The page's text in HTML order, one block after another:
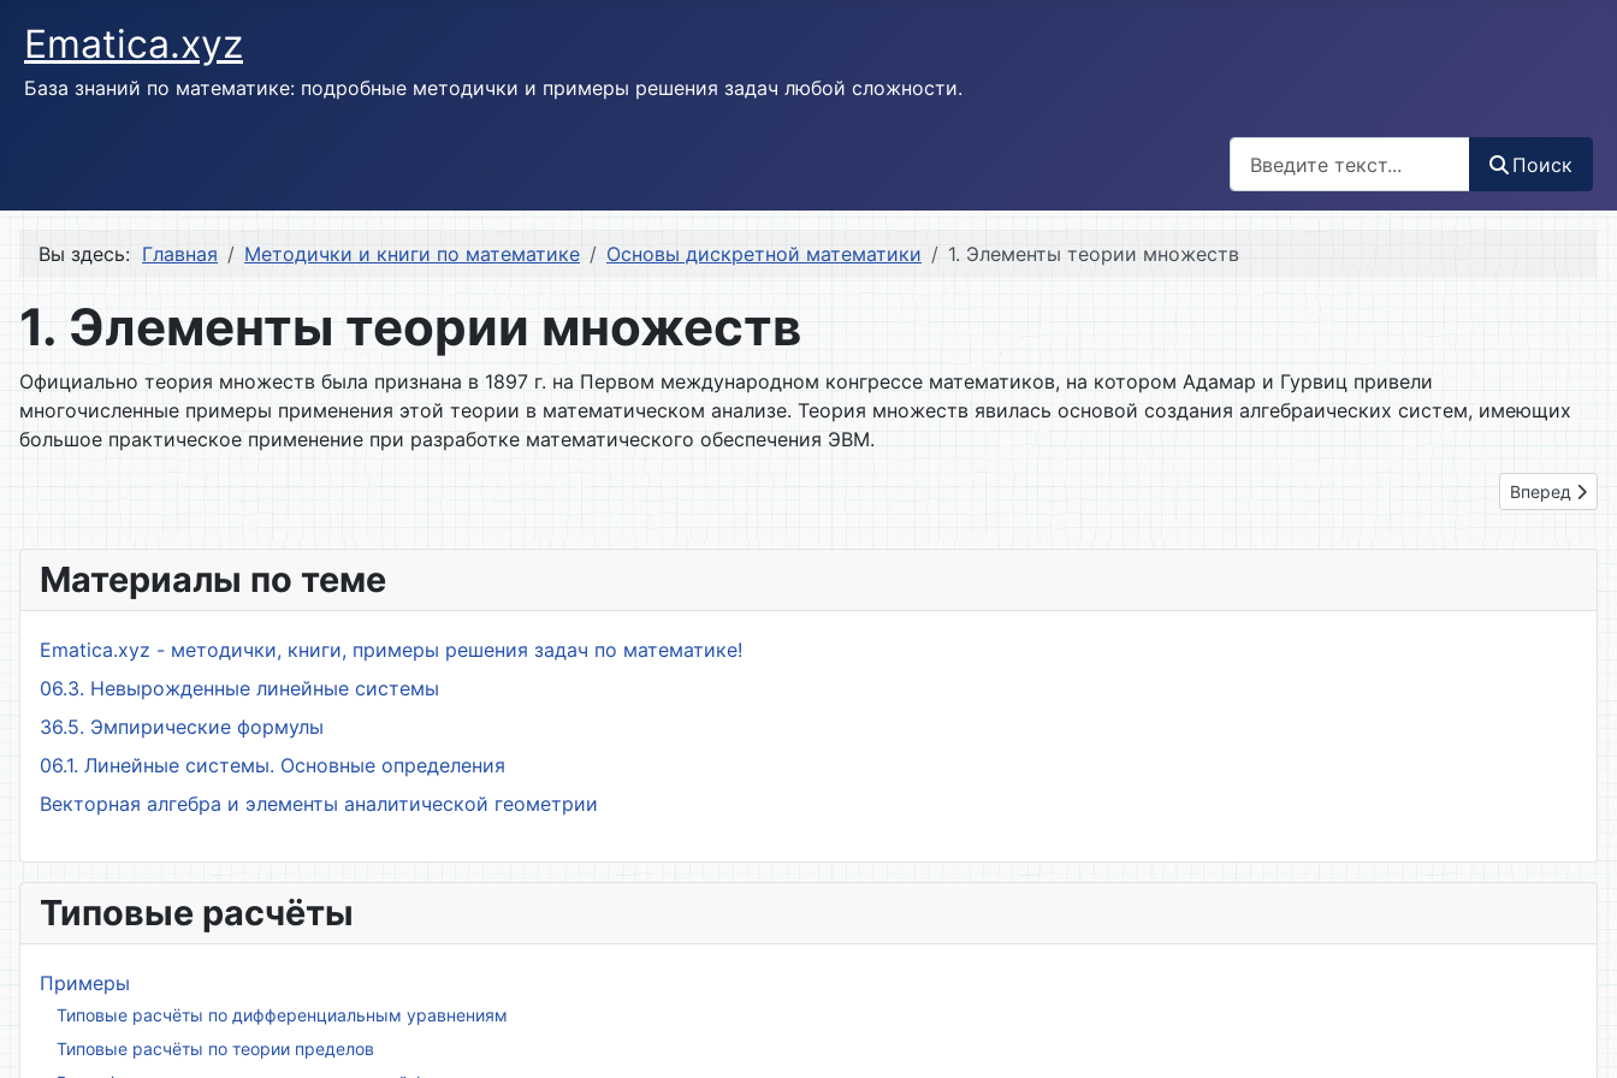
Ematica.xyz
База знаний по математике: подробные методички и примеры решения задач любой сложности.
Поиск
Вы здесь: Главная Методички и книги по математике Основы дискретной математики 1. Элементы теории множеств
1. Элементы теории множеств
Официально теория множеств была признана в 1897 г. на Пер­вом международном конгрессе математиков, на котором Адамар и Гурвиц привели
многочисленные примеры применения этой теории в математическом анализе. Теория множеств явилась основой создания алгебраических систем, имеющих
большое практическое применение при разработке математического обеспечения ЭВМ.
Следующий:
Вперед
Материалы по теме
Ematica.xyz - методички, книги, примеры решения задач по математике!
06.3. Невырожденные линейные системы
36.5. Эмпирические формулы
06.1. Линейные системы. Основные определения
Векторная алгебра и элементы аналитической геометрии
Типовые расчёты
Примеры
Типовые расчёты по дифференциальным уравнениям
Типовые расчёты по теории пределов